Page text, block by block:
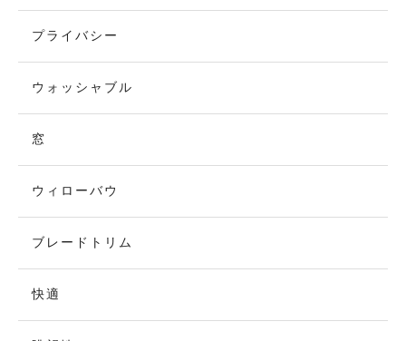
プライバシー
ウォッシャブル
窓
ウィローバウ
ブレードトリム
快適